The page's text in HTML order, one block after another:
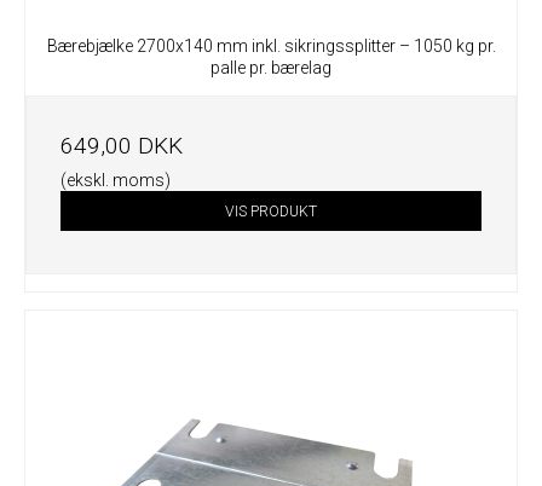
Bærebjælke 2700x140 mm inkl. sikringssplitter – 1050 kg pr.
palle pr. bærelag
649,00 DKK
(ekskl. moms)
VIS PRODUKT